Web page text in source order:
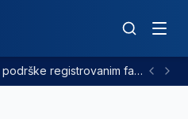
ZDK odobrio 2,38 miliona KM podrške registrovanim farmama goveda